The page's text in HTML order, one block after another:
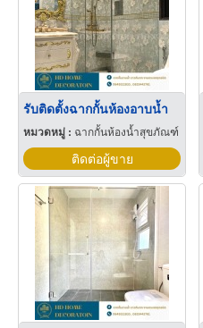
รับติดตั้งฉากกั้นห้องอาบน้ำ
หมวดหมู่ : ฉากกั้นห้องน้ำสุขภัณฑ์
ติดต่อผู้ขาย